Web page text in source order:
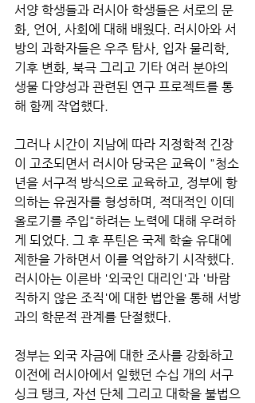
서양 학생들과 러시아 학생들은 서로의 문
화, 언어, 사회에 대해 배웠다. 러시아와 서
방의 과학자들은 우주 탐사, 입자 물리학,
기후 변화, 북극 그리고 기타 여러 분야의
생물 다양성과 관련된 연구 프로젝트를 통
해 함께 작업했다.
그러나 시간이 지남에 따라 지정학적 긴장
이 고조되면서 러시아 당국은 교육이 "청소
년을 서구적 방식으로 교육하고, 정부에 항
의하는 유권자를 형성하며, 적대적인 이데
올로기를 주입"하려는 노력에 대해 우려하
게 되었다. 그 후 푸틴은 국제 학술 유대에
제한을 가하면서 이를 억압하기 시작했다.
러시아는 이른바 '외국인 대리인'과 '바람
직하지 않은 조직'에 대한 법안을 통해 서방
과의 학문적 관계를 단절했다.
정부는 외국 자금에 대한 조사를 강화하고
이전에 러시아에서 일했던 수십 개의 서구
싱크 탱크, 자선 단체 그리고 대학을 불법으